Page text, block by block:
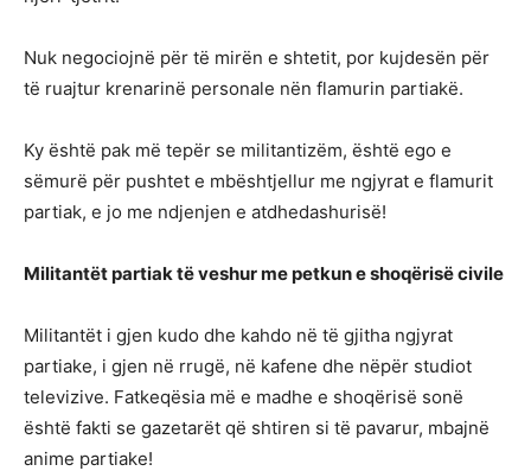
Nuk negociojnë për të mirën e shtetit, por kujdesën për
të ruajtur krenarinë personale nën flamurin partiakë.
Ky është pak më tepër se militantizëm, është ego e
sëmurë për pushtet e mbështjellur me ngjyrat e flamurit
partiak, e jo me ndjenjen e atdhedashurisë!
Militantët partiak të veshur me petkun e shoqërisë civile
Militantët i gjen kudo dhe kahdo në të gjitha ngjyrat
partiake, i gjen në rrugë, në kafene dhe nëpër studiot
televizive. Fatkeqësia më e madhe e shoqërisë sonë
është fakti se gazetarët që shtiren si të pavarur, mbajnë
anime partiake!